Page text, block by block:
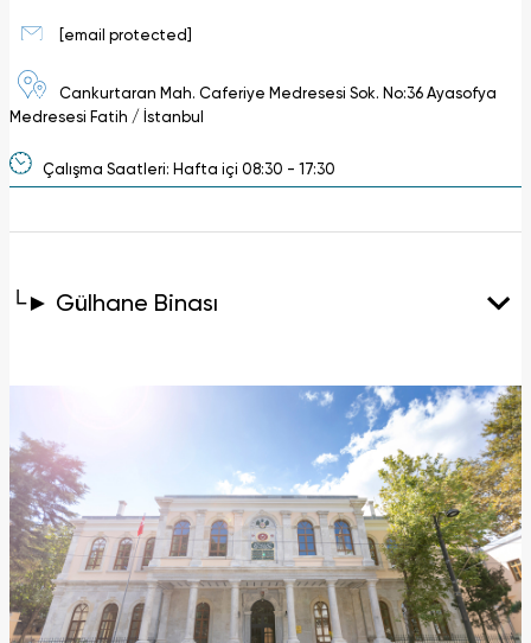
[email protected]
Cankurtaran Mah. Caferiye Medresesi Sok. No:36 Ayasofya
Medresesi Fatih / İstanbul
Çalışma Saatleri: Hafta içi 08:30 - 17:30
└► Gülhane Binası